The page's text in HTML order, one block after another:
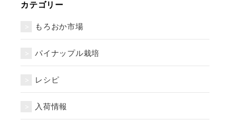
カテゴリー
もろおか市場
パイナップル栽培
レシピ
入荷情報